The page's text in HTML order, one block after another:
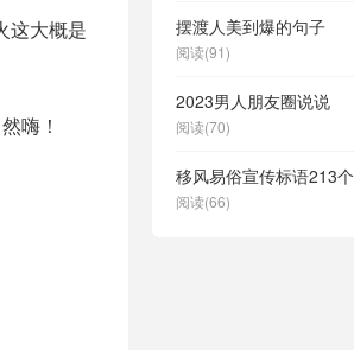
这大概是
嗨！
摆渡人美到爆的句子
阅读(91)
2023男人朋友圈说说
阅读(70)
移风易俗宣传标语213个
阅读(66)